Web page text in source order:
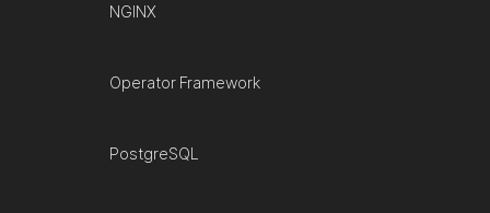
NGINX
Operator Framework
PostgreSQL